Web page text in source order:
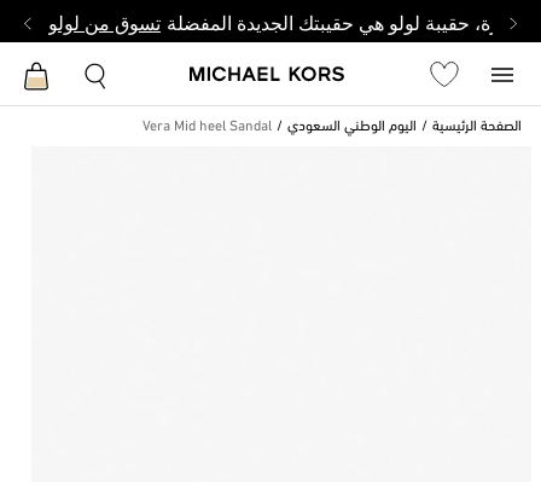
وصغيرة، حقيبة لولو هي حقيبتك الجديدة المفضلة تسوق من لولو
الصفحة الرئيسية اليوم الوطني السعودي Vera Mid heel Sandal